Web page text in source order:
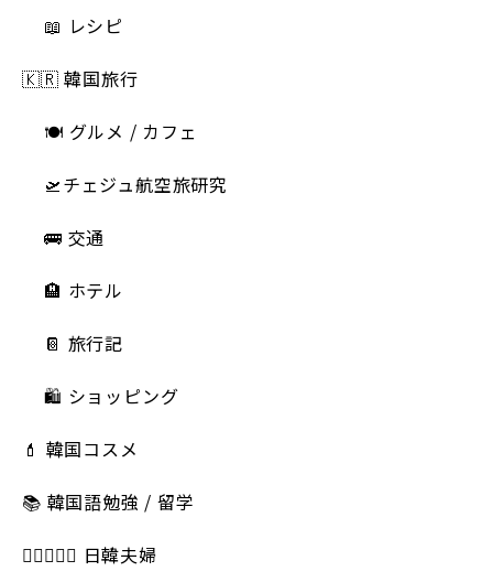
📖 レシピ
🇰🇷 韓国旅行
🍽 グルメ / カフェ
🛫チェジュ航空旅研究
🚌 交通
🏨 ホテル
📔 旅行記
🛍️ ショッピング
💄 韓国コスメ
📚 韓国語勉強 / 留学
👩🏻‍❤️‍👨🏻 日韓夫婦